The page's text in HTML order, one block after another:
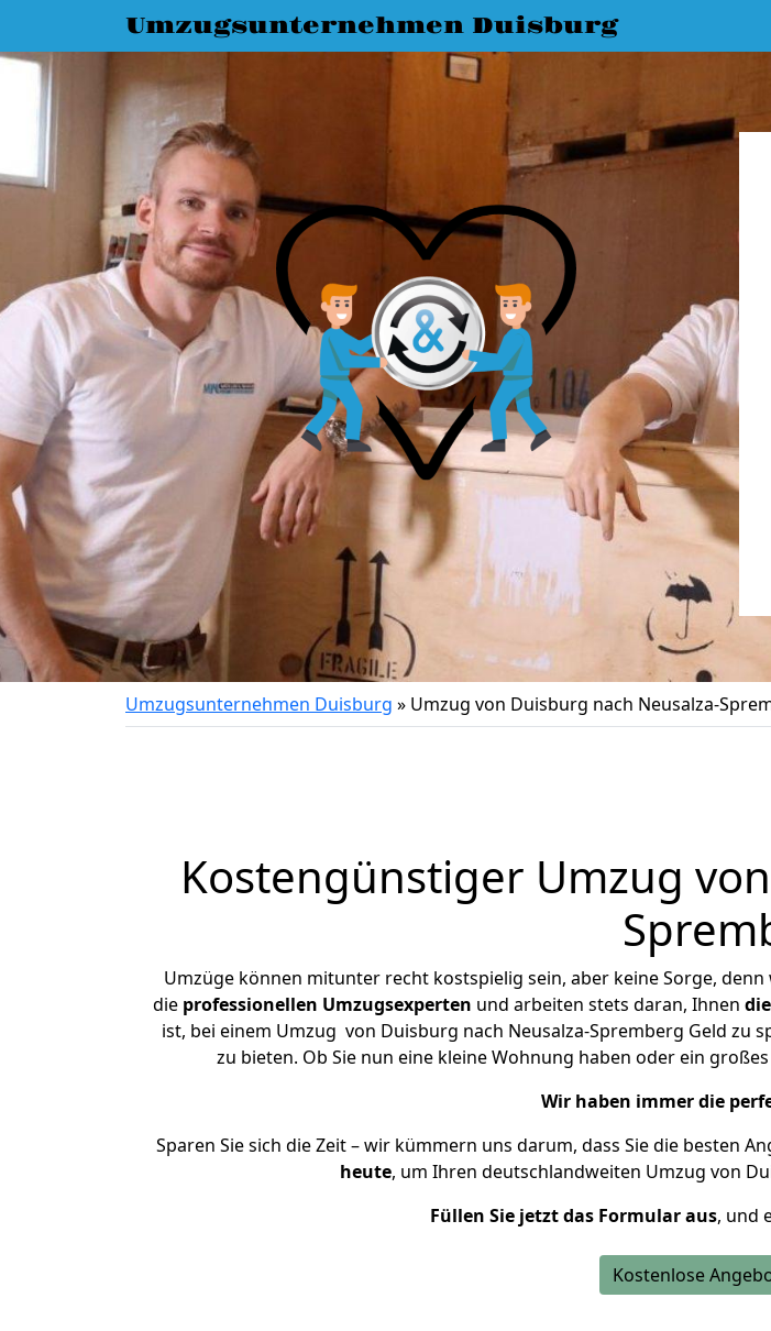
Umzugsunternehmen Duisburg
Umzugsunternehmen Duisburg » Umzug von Duisburg nach Neusalza-
Kostengünstiger Umzug
Umzüge können mitunter recht kostspielig sein, aber keine Sorge,
die professionellen Umzugsexperten und arbeiten stets daran, Ihnen
ist, bei einem Umzug von Duisburg nach Neusalza-Spremberg Geld zu
zu bieten. Ob Sie nun eine kleine Wohnung haben oder ein
Wir haben immer die
Sparen Sie sich die Zeit – wir kümmern uns darum, dass Sie die besten
heute, um Ihren deutschlandweiten Umzug von
Füllen Sie jetzt das Formular aus, und
Kostenlose